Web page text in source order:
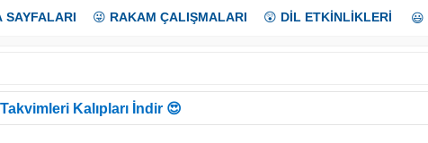
SAYFALARI 😜 RAKAM ÇALIŞMALARI 😲 DİL ETKİNLİKLERİ 😃
Takvimleri Kalıpları İndir 😍